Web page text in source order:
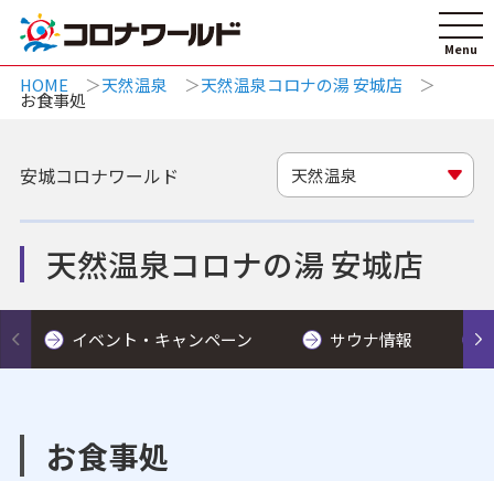
HOME 天然温泉 天然温泉コロナの湯 安城店
お食事処
天然温泉コロナの湯 安城店
安城コロナワールド 天然温泉
イベント・キャンペーン サウナ情報
お食事処